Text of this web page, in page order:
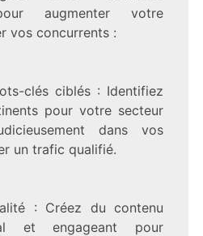
augmenter votre
vos concurrents :
clés ciblés : Identifiez
pour votre secteur
dans vos
un trafic qualifié.
: Créez du contenu
et engageant pour